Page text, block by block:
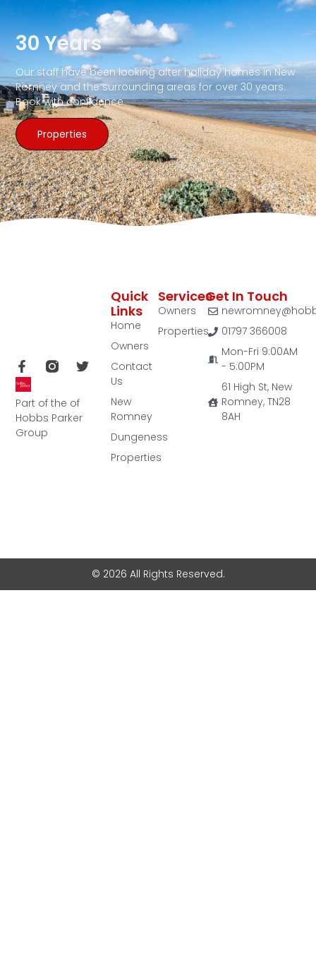
30 Years
Our staff have been looking after holiday homes in New
Romney and the surrounding areas for over 30 years.
Book with confidence
Properties
Part of the of
Hobbs Parker
Group
Services
Owners
Properties
Quick
Links
Home
Owners
Contact
Us
New
Romney
Dungeness
Properties
Get In Touch
01797 366008
Mon-Fri 9:00AM
- 5:00PM
61 High St, New
Romney, TN28
8AH
© 2026 All Rights Reserved.